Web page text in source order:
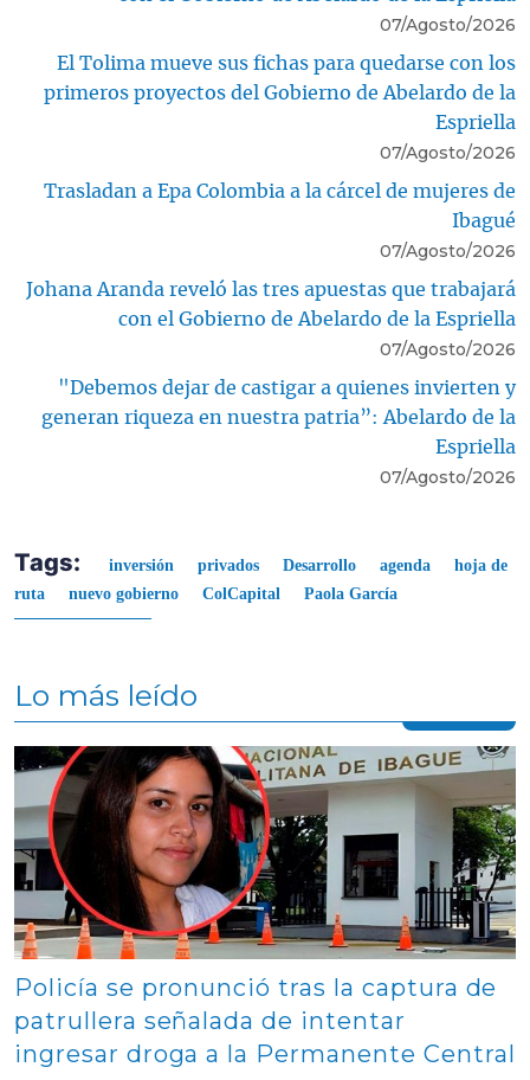
07/Agosto/2026
El Tolima mueve sus fichas para quedarse con los
primeros proyectos del Gobierno de Abelardo de la
Espriella
07/Agosto/2026
Trasladan a Epa Colombia a la cárcel de mujeres de
Ibagué
07/Agosto/2026
Johana Aranda reveló las tres apuestas que trabajará
con el Gobierno de Abelardo de la Espriella
07/Agosto/2026
"Debemos dejar de castigar a quienes invierten y
generan riqueza en nuestra patria”: Abelardo de la
Espriella
07/Agosto/2026
Tags: inversión privados Desarrollo agenda
hoja de
ruta
nuevo gobierno ColCapital Paola García
Lo más leído
Contenido multimedia principal
Policía se pronunció tras la captura de
patrullera señalada de intentar
ingresar droga a la Permanente Central